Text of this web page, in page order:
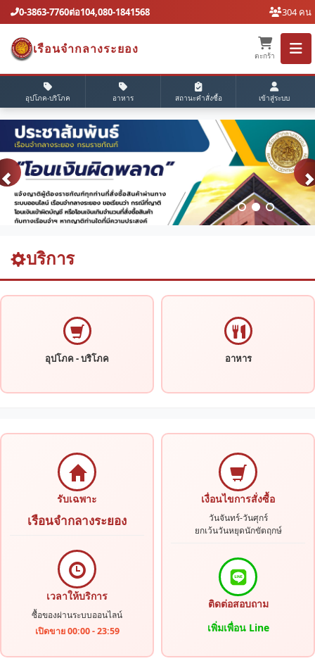
0-3863-7760ต่อ104,080-1841568 304 คน
เรือนจํากลางระยอง
ตะกร้า
อุปโภค-บริโภค อาหาร สถานะคำสั่งซื้อ เข้าสู่ระบบ
บริการ
อุปโภค - บริโภค อาหาร
รับเฉพาะ
เรือนจํากลางระยอง
เวลาให้บริการ
ซื้อของผ่านระบบออนไลน์
เปิดขาย 00:00 - 23:59
เงื่อนไขการสั่งซื้อ
วันจันทร์-วันศุกร์
ยกเว้นวันหยุดนักขัตฤกษ์
ติดต่อสอบถาม
เพิ่มเพื่อน Line